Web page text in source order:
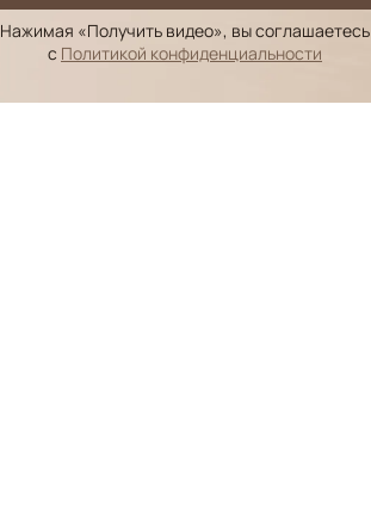
Нажимая «Получить видео», вы соглашаетесь
с Политикой конфиденциальности